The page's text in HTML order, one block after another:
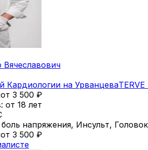
Кардиологии на Урванцева
от 3 500 ₽
от 18 лет
напряжения, Инсульт,
от 3 500 ₽